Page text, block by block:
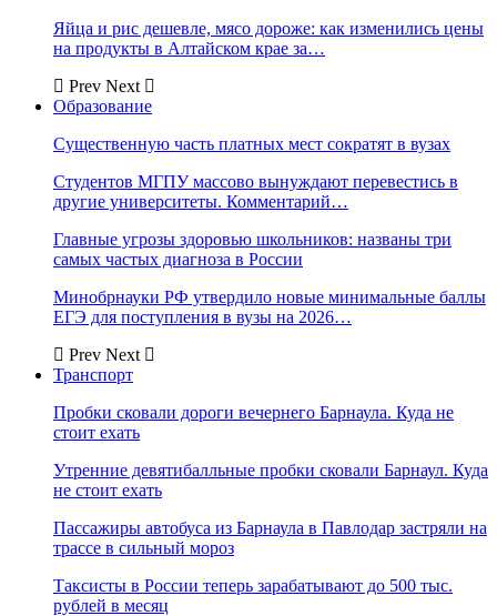
Яйца и рис дешевле, мясо дороже: как изменились цены
на продукты в Алтайском крае за…
Prev Next
Образование
Существенную часть платных мест сократят в вузах
Студентов МГПУ массово вынуждают перевестись в
другие университеты. Комментарий…
Главные угрозы здоровью школьников: названы три
самых частых диагноза в России
Минобрнауки РФ утвердило новые минимальные баллы
ЕГЭ для поступления в вузы на 2026…
Prev Next
Транспорт
Пробки сковали дороги вечернего Барнаула. Куда не
стоит ехать
Утренние девятибалльные пробки сковали Барнаул. Куда
не стоит ехать
Пассажиры автобуса из Барнаула в Павлодар застряли на
трассе в сильный мороз
Таксисты в России теперь зарабатывают до 500 тыс.
рублей в месяц